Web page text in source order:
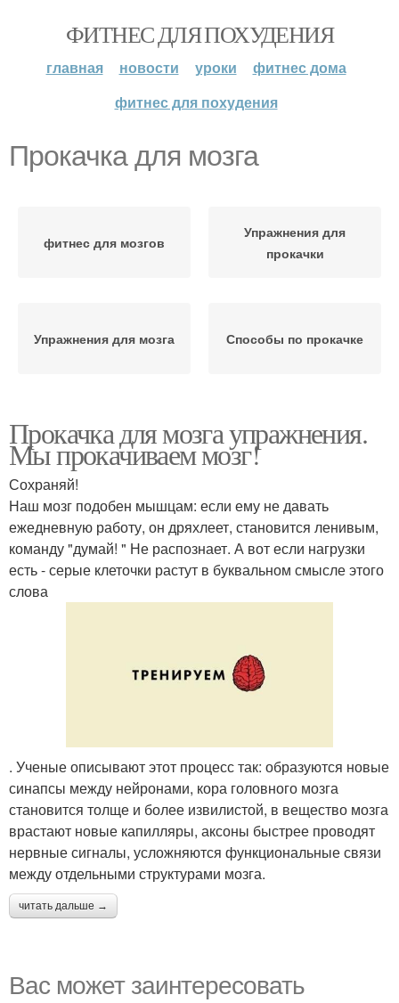
ФИТНЕС ДЛЯ ПОХУДЕНИЯ
главная новости уроки
фитнес дома
фитнес для похудения
Прокачка для мозга
фитнес для мозгов
Упражнения для
прокачки
Упражнения для мозга Способы по прокачке
Прокачка для мозга упражнения.
Мы прокачиваем мозг!
Сохраняй!
Наш мозг подобен мышцам: если ему не давать
ежедневную работу, он дряхлеет, становится ленивым,
команду "думай! " Не распознает. А вот если нагрузки
есть - серые клеточки растут в буквальном смысле этого
слова
. Ученые описывают этот процесс так: образуются новые
синапсы между нейронами, кора головного мозга
становится толще и более извилистой, в вещество мозга
врастают новые капилляры, аксоны быстрее проводят
нервные сигналы, усложняются функциональные связи
между отдельными структурами мозга.
читать дальше →
Вас может заинтересовать